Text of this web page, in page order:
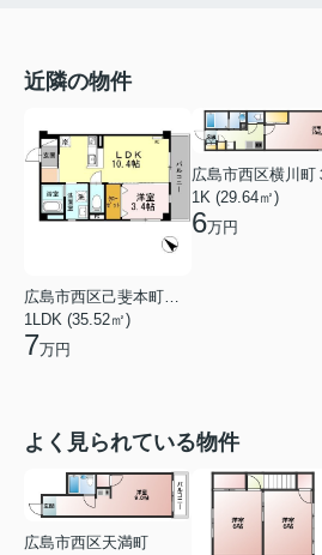
近隣の物件
1LDK (35.52㎡)
7万円
1K (29.64㎡)
6万円
よく見られている物件
広島市西区天満町